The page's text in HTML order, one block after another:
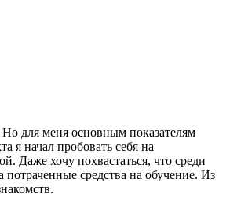
для меня основным показателям
я начал пробовать себя на
Даже хочу похвастаться, что среди
средства на обучение. Из